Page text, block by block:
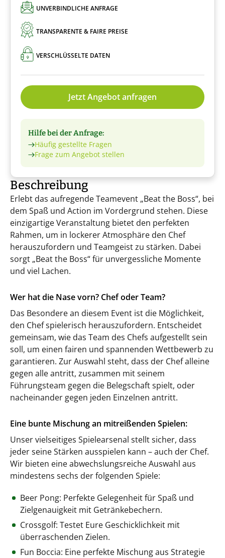
UNVERBINDLICHE ANFRAGE
TRANSPARENTE & FAIRE PREISE
VERSCHLÜSSELTE DATEN
Jetzt Angebot anfragen
Hilfe bei der Anfrage:
Häufig gestellte Fragen
Frage zum Angebot stellen
Beschreibung
Erlebt das aufregende Teamevent „Beat the Boss“, bei
dem Spaß und Action im Vordergrund stehen. Diese
einzigartige Veranstaltung bietet den perfekten
Rahmen, um in lockerer Atmosphäre den Chef
herauszufordern und Teamgeist zu stärken. Dabei
sorgt „Beat the Boss“ für unvergessliche Momente
und viel Lachen.
Wer hat die Nase vorn? Chef oder Team?
Das Besondere an diesem Event ist die Möglichkeit,
den Chef spielerisch herauszufordern. Entscheidet
gemeinsam, wie das Team des Chefs aufgestellt sein
soll, um einen fairen und spannenden Wettbewerb zu
garantieren. Zur Auswahl steht, dass der Chef alleine
gegen alle antritt, zusammen mit seinem
Führungsteam gegen die Belegschaft spielt, oder
nacheinander gegen jeden Einzelnen antritt.
Eine bunte Mischung an mitreißenden Spielen:
Unser vielseitiges Spielearsenal stellt sicher, dass
jeder seine Stärken ausspielen kann – auch der Chef.
Wir bieten eine abwechslungsreiche Auswahl aus
mindestens sechs der folgenden Spiele:
Beer Pong: Perfekte Gelegenheit für Spaß und
Zielgenauigkeit mit Getränkebechern.
Crossgolf: Testet Eure Geschicklichkeit mit
überraschenden Zielen.
Fun Boccia: Eine perfekte Mischung aus Strategie